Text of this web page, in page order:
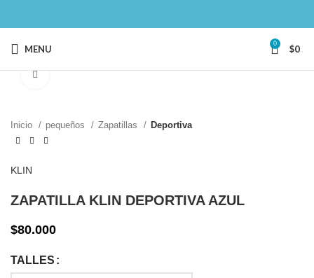
MENU 0 $0
Inicio pequeños Zapatillas Deportiva
KLIN
ZAPATILLA KLIN DEPORTIVA AZUL
$80.000
TALLES